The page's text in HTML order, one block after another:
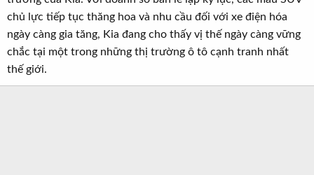
chủ lực tiếp tục thăng hoa và nhu cầu đối với xe điện hóa
ngày càng gia tăng, Kia đang cho thấy vị thế ngày càng vững
chắc tại một trong những thị trường ô tô cạnh tranh nhất
thế giới.